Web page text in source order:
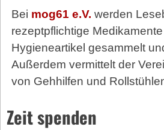
Bei mog61 e.V. werden
rezeptpflichtige Medikamente
Hygieneartikel gesammelt
Außerdem vermittelt der
von Gehhilfen und
Zeit spenden